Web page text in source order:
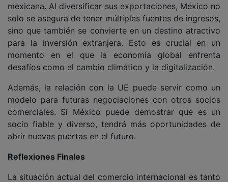
mexicana. Al diversificar sus exportaciones, México no
solo se asegura de tener múltiples fuentes de ingresos,
sino que también se convierte en un destino atractivo
para la inversión extranjera. Esto es crucial en un
momento en el que la economía global enfrenta
desafíos como el cambio climático y la digitalización.
Además, la relación con la UE puede servir como un
modelo para futuras negociaciones con otros socios
comerciales. Si México puede demostrar que es un
socio fiable y diverso, tendrá más oportunidades de
abrir nuevas puertas en el futuro.
Reflexiones Finales
La situación actual del comercio internacional es tanto